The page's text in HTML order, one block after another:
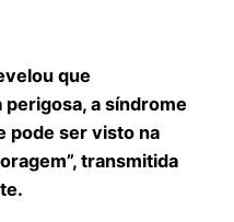
que
a síndrome
pode ser visto na
transmitida